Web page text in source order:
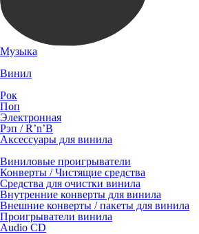
Музыка
Винил
Рок
Поп
Электронная
Рэп / R’n’B
Аксессуары для винила
Виниловые проигрыватели
Конверты / Чистящие средства
Средства для очистки винила
Внутренние конверты для винила
Внешние конверты / пакеты для винила
Проигрыватели винила
Audio CD